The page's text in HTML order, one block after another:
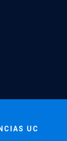
UC